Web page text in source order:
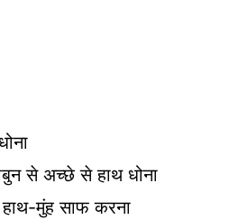
से अच्छे से हाथ धोना
मुंह साफ करना